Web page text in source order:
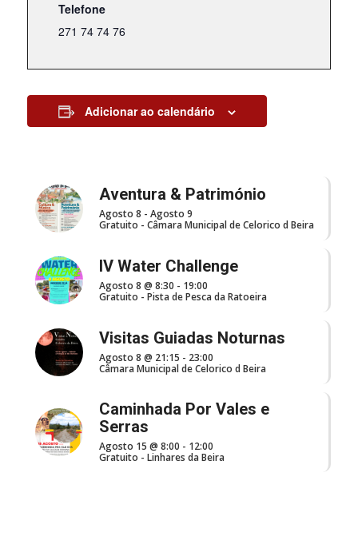
Telefone
271 74 74 76
Adicionar ao calendário
Aventura & Património
Agosto 8 - Agosto 9
Gratuito - Câmara Municipal de Celorico d Beira
IV Water Challenge
Agosto 8 @ 8:30 - 19:00
Gratuito - Pista de Pesca da Ratoeira
Visitas Guiadas Noturnas
Agosto 8 @ 21:15 - 23:00
Câmara Municipal de Celorico d Beira
Caminhada Por Vales e
Serras
Agosto 15 @ 8:00 - 12:00
Gratuito - Linhares da Beira